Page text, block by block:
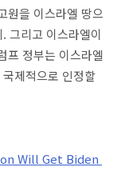
원을 이스라엘 땅으
그리고 이스라엘이
프 정부는 이스라엘
제적으로 인정할
Will Get Biden